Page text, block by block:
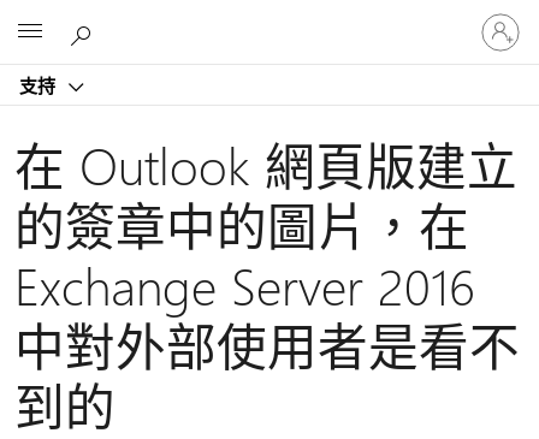
支持
登
入
您
戶
在 Outlook 網頁版建立
的簽章中的圖片，在
Exchange Server 2016
中對外部使用者是看不
到的